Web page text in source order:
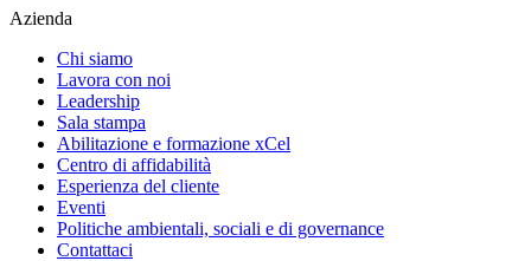
Azienda
Chi siamo
Lavora con noi
Leadership
Sala stampa
Abilitazione e formazione xCel
Centro di affidabilità
Esperienza del cliente
Eventi
Politiche ambientali, sociali e di governance
Contattaci